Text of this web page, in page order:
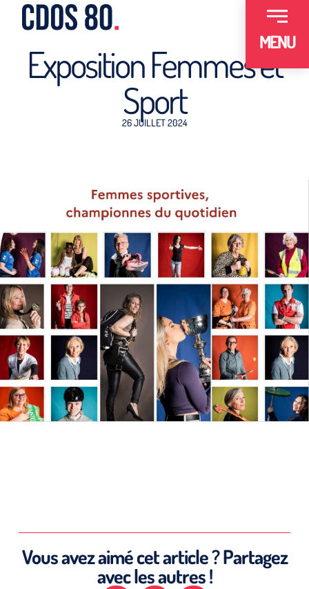
MENU
Exposition Femmes et
Sport
26 JUILLET 2024
Vous avez aimé cet article ? Partagez
avec les autres !